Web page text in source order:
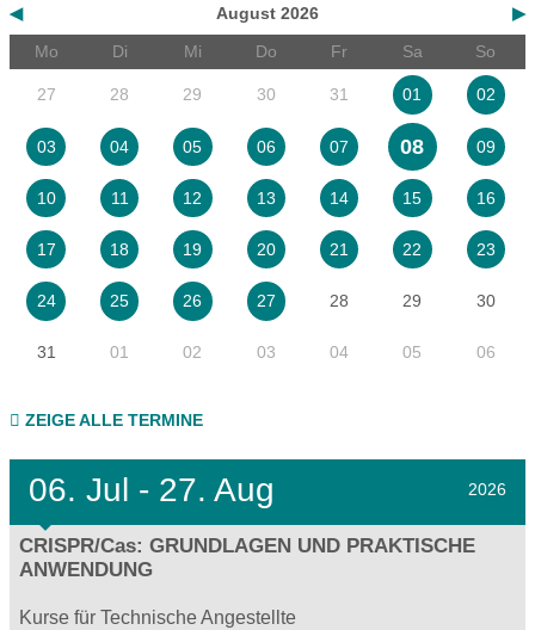
◀ ▶
August 2026
Mo
Di Mi Do Fr Sa So
27 28 29 30 31 01 02
03 04 05 06 07 08 09
10 11 12 13 14 15 16
17 18 19 20 21 22 23
24 25 26 27 28 29 30
31 01 02 03 04 05 06
ZEIGE ALLE TERMINE
06. Jul - 27. Aug 2026
CRISPR/Cas: GRUNDLAGEN UND PRAKTISCHE
ANWENDUNG
Kurse für Technische Angestellte